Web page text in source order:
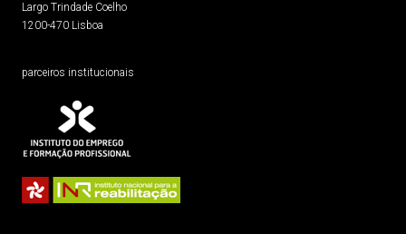
Largo Trindade Coelho
1200-470 Lisboa
parceiros institucionais